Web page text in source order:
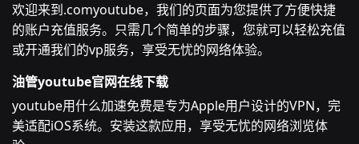
欢迎来到.comyoutube，我们的页面为您提供了方便快捷
的账户充值服务。只需几个简单的步骤，您就可以轻松充值
或开通我们的vp服务，享受无忧的网络体验。
油管youtube官网在线下载
youtube用什么加速免费是专为Apple用户设计的VPN，完
美适配iOS系统。安装这款应用，享受无忧的网络浏览体